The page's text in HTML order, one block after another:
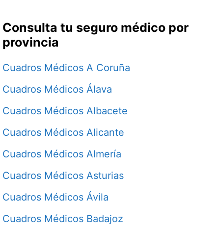
Consulta tu seguro médico por
provincia
Cuadros Médicos A Coruña
Cuadros Médicos Álava
Cuadros Médicos Albacete
Cuadros Médicos Alicante
Cuadros Médicos Almería
Cuadros Médicos Asturias
Cuadros Médicos Ávila
Cuadros Médicos Badajoz